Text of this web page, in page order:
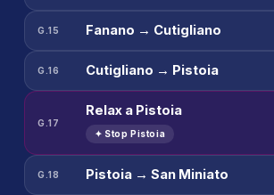
G.15 Fanano → Cutigliano
G.16 Cutigliano → Pistoia
G.17
Relax a Pistoia
✦ Stop Pistoia
G.18 Pistoia → San Miniato